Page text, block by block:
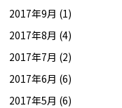
2017年9月 (1)
2017年8月 (4)
2017年7月 (2)
2017年6月 (6)
2017年5月 (6)